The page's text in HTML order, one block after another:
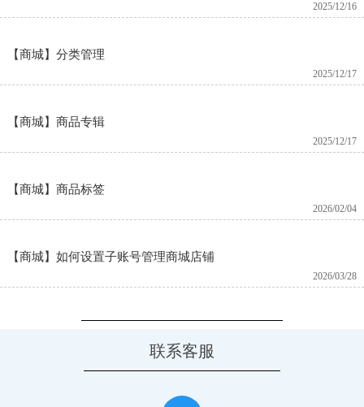
2025/12/16
【商城】分类管理
2025/12/17
【商城】商品专辑
2025/12/17
【商城】商品标签
2026/02/04
【商城】如何设置子账号管理商城店铺
2026/03/28
联系客服